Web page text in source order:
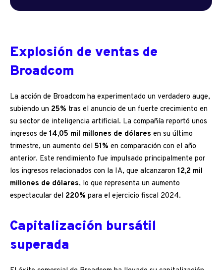
Explosión de ventas de
Broadcom
La acción de Broadcom ha experimentado un verdadero auge,
subiendo un 25% tras el anuncio de un fuerte crecimiento en
su sector de inteligencia artificial. La compañía reportó unos
ingresos de 14,05 mil millones de dólares en su último
trimestre, un aumento del 51% en comparación con el año
anterior. Este rendimiento fue impulsado principalmente por
los ingresos relacionados con la IA, que alcanzaron 12,2 mil
millones de dólares, lo que representa un aumento
espectacular del 220% para el ejercicio fiscal 2024.
Capitalización bursátil
superada